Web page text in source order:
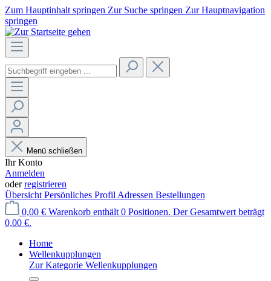
Zum Hauptinhalt springen Zur Suche springen Zur Hauptnavigation
springen
Menü schließen
Ihr Konto
Anmelden
oderregistrieren
Übersicht Persönliches Profil Adressen Bestellungen
0,00 € Warenkorb enthält 0 Positionen. Der Gesamtwert beträgt
0,00 €.
Home
Wellenkupplungen
Zur Kategorie Wellenkupplungen